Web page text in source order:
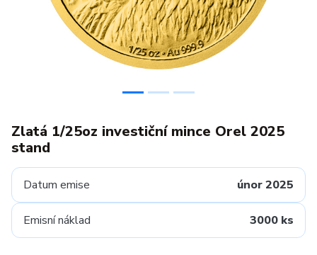
Zlatá 1/25oz investiční mince Orel 2025
stand
Datum emise únor 2025
Emisní náklad 3000 ks